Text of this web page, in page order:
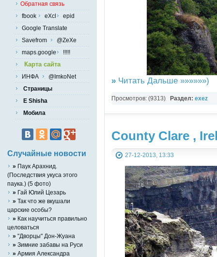
» Читать Дальше »»»»»»)
Просмотров: (9313) Раздел: exez
County Clare ,
27-12-2013, 13:33
Обратная связь
fbook
eXcl
epid
Google Translate
Savefrom
@ZeXe
maps.google
!!!!!
Карта сайта
ИНФА
@ImkoNet
Страницы
E Shisha
Мобила
Случайные новости
» Паук Арахнид.
(Последствия укуса этого
паука.) (5 фото)
» Гай Юлий Цезарь
» Так что же вкушали
царские особы?
» Как научиться правильно
целоваться
» "Дворцы" Дон-Жуана
» Зимние забавы на Руси
» Армия Александра